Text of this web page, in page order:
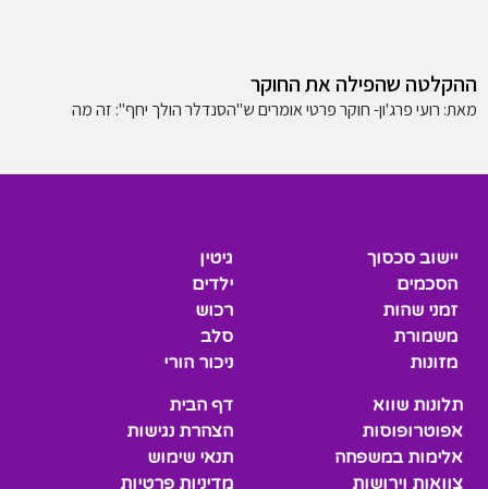
ההקלטה שהפילה את החוקר
מאת: רועי פרג'ון- חוקר פרטי אומרים ש"הסנדלר הולך יחף": זה מה
יישוב סכסוך
הסכמים
זמני שהות
משמורת
מזונות
גיטין
ילדים
רכוש
סלב
ניכור הורי
תלונות שווא
אפוטרופוסות
אלימות במשפחה
צוואות וירושות
דף הבית
הצהרת נגישות
תנאי שימוש
מדיניות פרטיות